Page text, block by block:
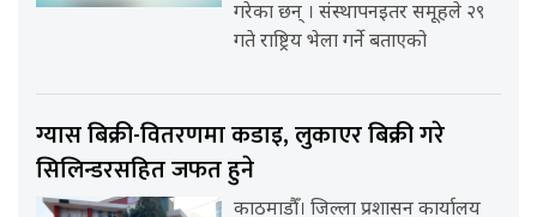
गरेका छन् । संस्थापनइतर समूहले २९
गते राष्ट्रिय भेला गर्ने बताएको
ग्यास बिक्री-वितरणमा कडाइ, लुकाएर बिक्री गरे
सिलिन्डरसहित जफत हुने
काठमाडौँ। जिल्ला प्रशासन कार्यालय